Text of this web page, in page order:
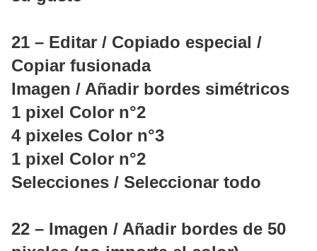
21 – Editar / Copiado especial /
Copiar fusionada
Imagen / Añadir bordes simétricos
1 pixel Color n°2
4 pixeles Color n°3
1 pixel Color n°2
Selecciones / Seleccionar todo
22 – Imagen / Añadir bordes de 50